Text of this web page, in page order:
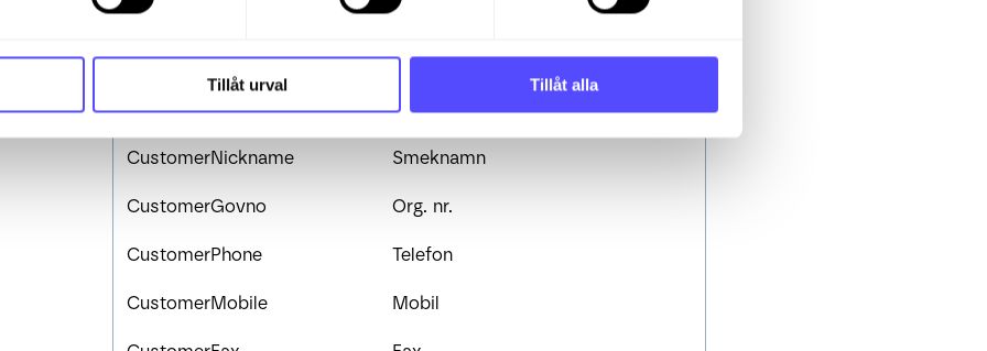
Tillåt urval Tillåt alla
CustomerPostalCity Post stad
CustomerPostalState Post län
CustomerCountryCode Landskod
CustomerNickname Smeknamn
CustomerGovno Org. nr.
CustomerPhone Telefon
CustomerMobile Mobil